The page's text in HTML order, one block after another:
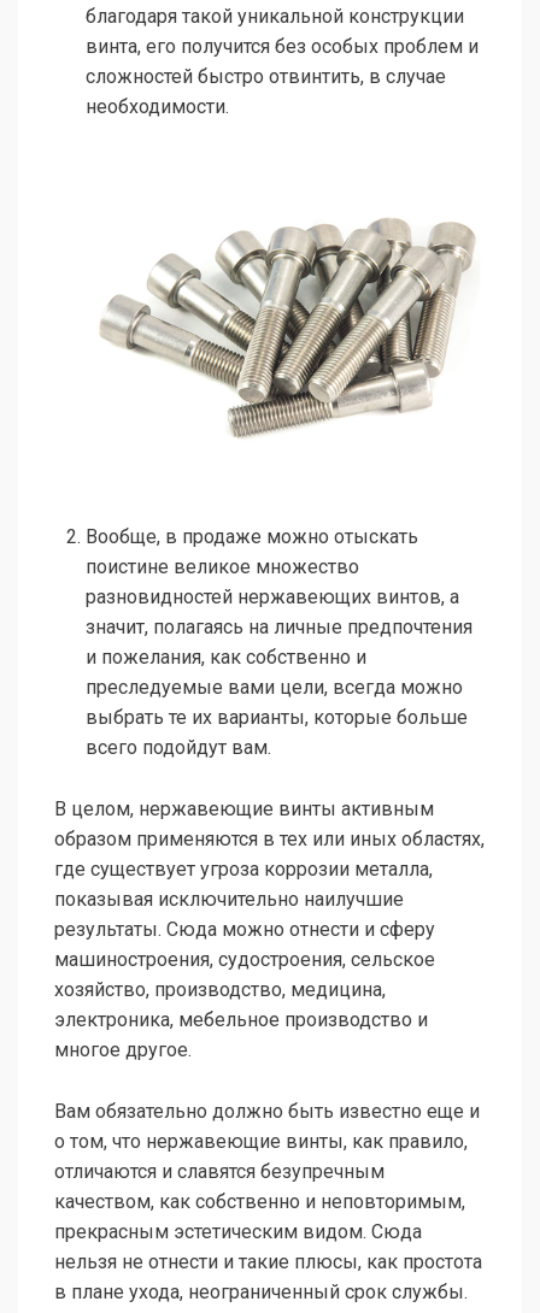
благодаря такой уникальной конструкции
винта, его получится без особых проблем и
сложностей быстро отвинтить, в случае
необходимости.
Вообще, в продаже можно отыскать
поистине великое множество
разновидностей нержавеющих винтов, а
значит, полагаясь на личные предпочтения
и пожелания, как собственно и
преследуемые вами цели, всегда можно
выбрать те их варианты, которые больше
всего подойдут вам.
В целом, нержавеющие винты активным
образом применяются в тех или иных областях,
где существует угроза коррозии металла,
показывая исключительно наилучшие
результаты. Сюда можно отнести и сферу
машиностроения, судостроения, сельское
хозяйство, производство, медицина,
электроника, мебельное производство и
многое другое.
Вам обязательно должно быть известно еще и
о том, что нержавеющие винты, как правило,
отличаются и славятся безупречным
качеством, как собственно и неповторимым,
прекрасным эстетическим видом. Сюда
нельзя не отнести и такие плюсы, как простота
в плане ухода, неограниченный срок службы.